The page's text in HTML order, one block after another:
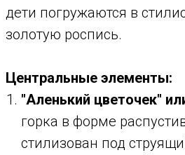
дети погружаются в
золотую роспись.
Центральные элементы:
"Аленький цветочек"
горка в форме
стилизован под